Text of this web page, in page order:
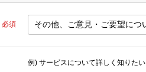
必須
例) サービスについて詳しく知りたい